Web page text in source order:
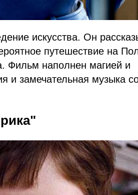
искусства. Он
путешествие на
Фильм наполнен магией и
и замечательная музыка